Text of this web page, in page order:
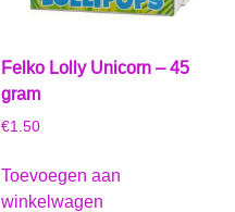
Felko Lolly Unicorn – 45
gram
€1.50
Toevoegen aan
winkelwagen